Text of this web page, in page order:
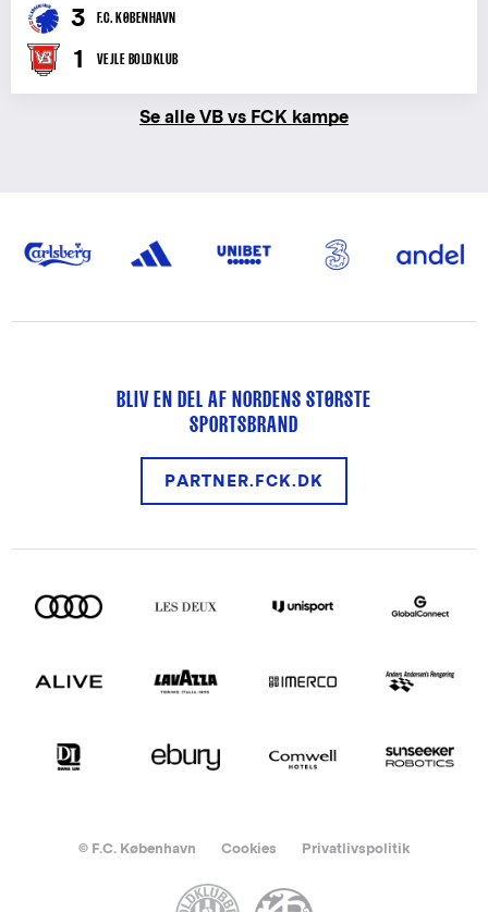
3 F.C. KØBENHAVN
1 VEJLE BOLDKLUB
Se alle VB vs FCK kampe
BLIV EN DEL AF NORDENS STØRSTE
SPORTSBRAND
PARTNER.FCK.DK
© F.C. København Cookies Privatlivspolitik